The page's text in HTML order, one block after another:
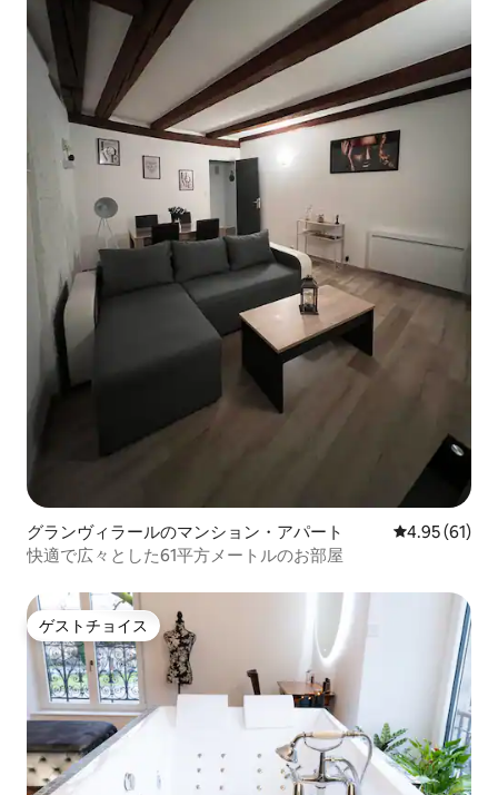
グランヴィラールのマンション・アパート レビュー61
4.95 (61)
快適で広々とした61平方メートルのお部屋
ゲストチョイス
ゲストチョイス